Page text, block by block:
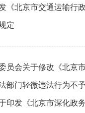
《北京市交通运输行
定
员会关于修改《北京
部门轻微违法行为不
印发《北京市深化政